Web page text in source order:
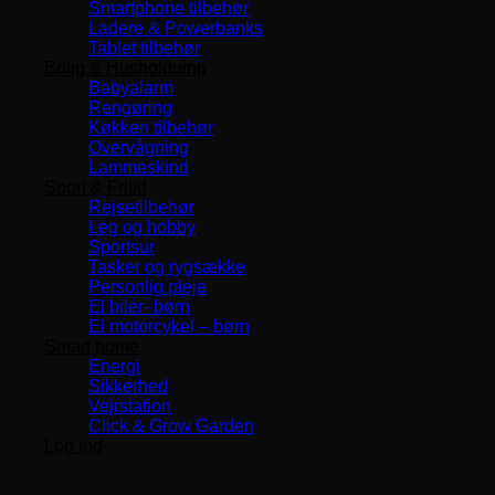
Smartphone tilbehør
Ladere & Powerbanks
Tablet tilbehør
Babyalarm
Rengøring
Køkken tilbehør
Overvågning
Lammeskind
Rejsetilbehør
Leg og hobby
Sportsur
Tasker og rygsække
Personlig pleje
El biler- børn
El motorcykel – børn
Energi
Sikkerhed
Vejrstation
Click & Grow Garden